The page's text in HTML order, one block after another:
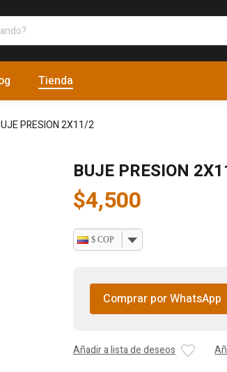
Tienda
PRESION 2X11/2
BUJE PRESION
$4,500
$ COP
Comprar por WhatsApp
Añadir a lista de deseos